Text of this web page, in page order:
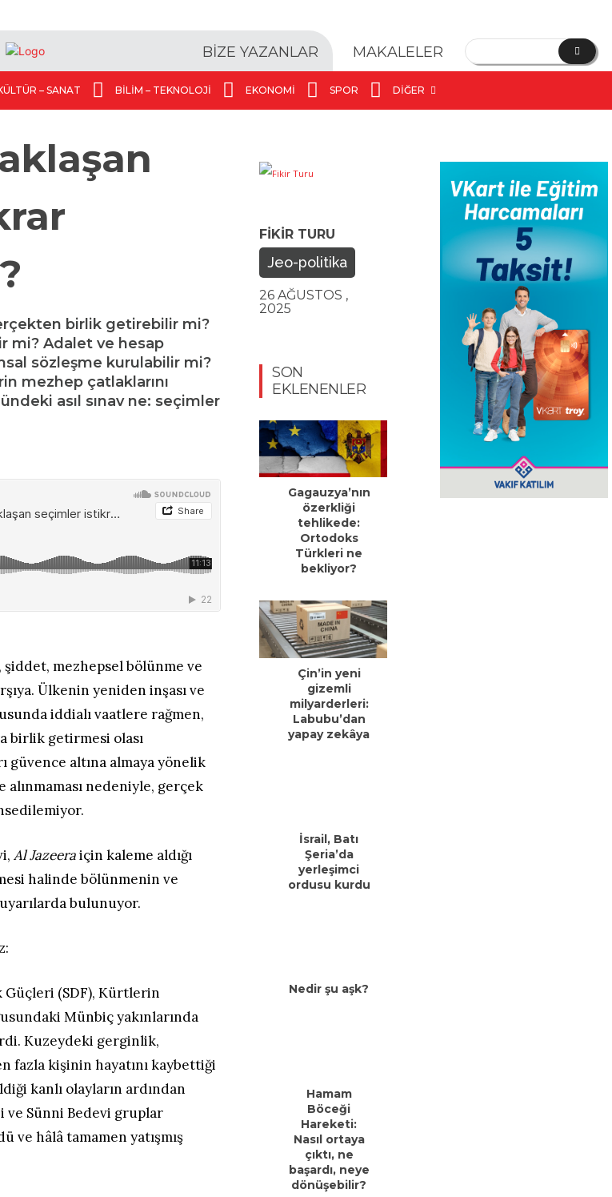
BİZE YAZANLAR MAKALELER
– SANAT BILIM – TEKNOLOJI EKONOMI SPOR DIĞER
birlik getirebilir mi?
mi? Adalet ve hesap
sözleşme kurulabilir mi?
mezhep çatlaklarını
asıl sınav ne: seçimler
şiddet, mezhepsel bölünme ve
Ülkenin yeniden inşası ve
iddialı vaatlere rağmen,
birlik getirmesi olası
güvence altına almaya yönelik
nedeniyle, gerçek
Al Jazeeraiçin kaleme aldığı
halinde bölünmenin ve
bulunuyor.
Güçleri (SDF), Kürtlerin
Münbiç yakınlarında
Kuzeydeki gerginlik,
fazla kişinin hayatını kaybettiği
kanlı olayların ardından
ve Sünni Bedevi gruplar
ve hâlâ tamamen yatışmış
FIKIR TURU
Jeo-politika
26 AĞUSTOS ,
2025
SON
EKLENENLER
Gagauzya’nın
özerkliği
tehlikede:
Ortodoks
Türkleri ne
bekliyor?
Çin’in yeni
gizemli
milyarderleri:
Labubu’dan
yapay zekâya
İsrail, Batı
Şeria’da
yerleşimci
ordusu kurdu
Nedir şu aşk?
Hamam
Böceği
Hareketi:
Nasıl ortaya
çıktı, ne
başardı, neye
dönüşebilir?